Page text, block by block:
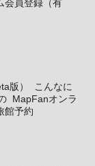
会員登録（有
版）
こんなに
MapFanオンラ
館予約